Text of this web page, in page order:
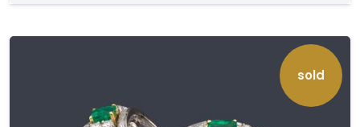
sold